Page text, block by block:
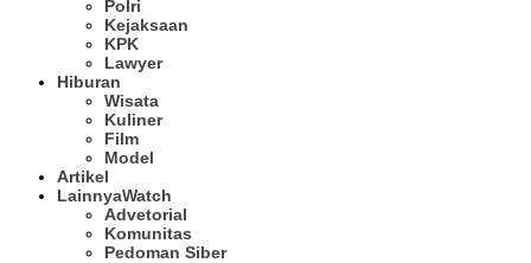
Polri
Kejaksaan
KPK
Lawyer
Hiburan
Wisata
Kuliner
Film
Model
Artikel
LainnyaWatch
Advetorial
Komunitas
Pedoman Siber